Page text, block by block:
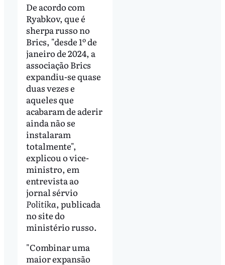
De acordo com
Ryabkov, que é
sherpa russo no
Brics, "desde 1º de
janeiro de 2024, a
associação Brics
expandiu-se quase
duas vezes e
aqueles que
acabaram de aderir
ainda não se
instalaram
totalmente",
explicou o vice-
ministro, em
entrevista ao
jornal sérvio
Politika, publicada
no site do
ministério russo.
"Combinar uma
maior expansão